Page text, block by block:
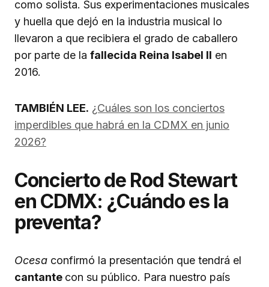
como solista. Sus experimentaciones musicales
y huella que dejó en la industria musical lo
llevaron a que recibiera el grado de caballero
por parte de la fallecida Reina Isabel II en
2016.
TAMBIÉN LEE. ¿Cuáles son los conciertos
imperdibles que habrá en la CDMX en junio
2026?
Concierto de Rod Stewart
en CDMX: ¿Cuándo es la
preventa?
Ocesa confirmó la presentación que tendrá el
cantante con su público. Para nuestro país